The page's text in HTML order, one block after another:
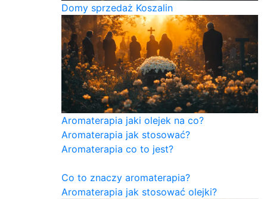
Domy sprzedaż Koszalin
Aromaterapia jaki olejek na co?
Aromaterapia jak stosować?
Aromaterapia co to jest?
Co to znaczy aromaterapia?
Aromaterapia jak stosować olejki?